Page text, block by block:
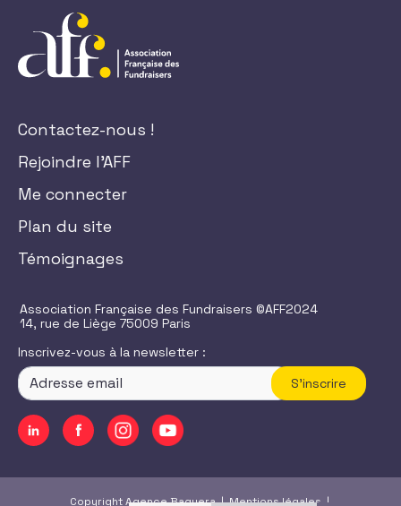
Contactez-nous !
Rejoindre l'AFF
Me connecter
Plan du site
Témoignages
Association Française des Fundraisers ©AFF2024
14, rue de Liège 75009 Paris
Inscrivez-vous à la newsletter :
S'inscrire
Copyright Agence Baguera |Mentions légales |